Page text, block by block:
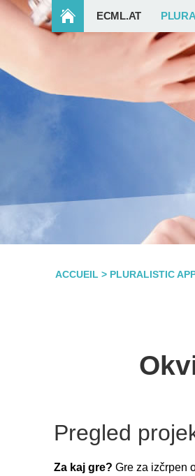
ECML.AT
ACCUEIL > PLURALISTIC
Pregled
Za kaj gre? Gre za izčrpen